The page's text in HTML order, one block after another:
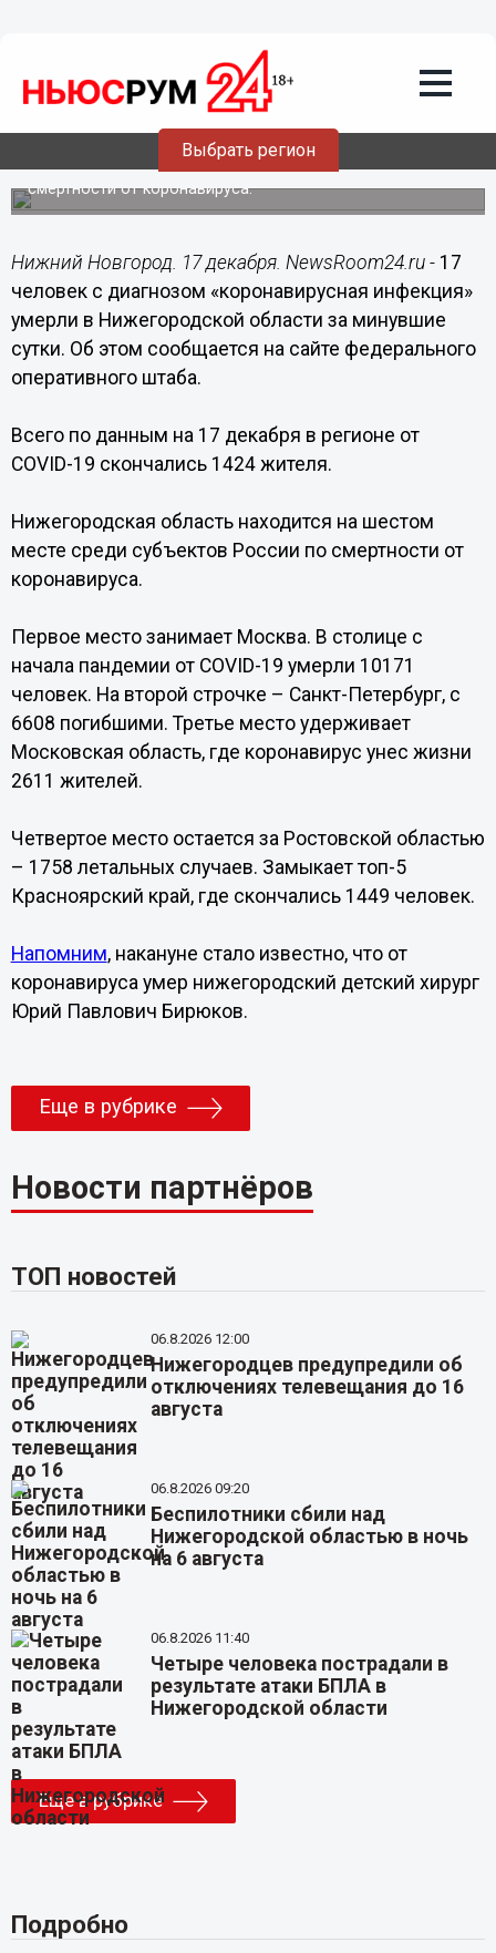
Выбрать регион
Рекордные 17 случаев смерти от
коронавируса зарегистрированы в
Нижегородской области за сутки
Нижегородская область находится в России по
смертности от коронавируса.
Нижний Новгород. 17 декабря. NewsRoom24.ru - 17
человек с диагнозом «коронавирусная инфекция»
умерли в Нижегородской области за минувшие
сутки. Об этом сообщается на сайте федерального
оперативного штаба.
Всего по данным на 17 декабря в регионе от
COVID-19 скончались 1424 жителя.
Нижегородская область находится на шестом
месте среди субъектов России по смертности от
коронавируса.
Первое место занимает Москва. В столице с
начала пандемии от COVID-19 умерли 10171
человек. На второй строчке – Санкт-Петербург, с
6608 погибшими. Третье место удерживает
Московская область, где коронавирус унес жизни
2611 жителей.
Четвертое место остается за Ростовской областью
– 1758 летальных случаев. Замыкает топ-5
Красноярский край, где скончались 1449 человек.
Напомним, накануне стало известно, что от
коронавируса умер нижегородский детский хирург
Юрий Павлович Бирюков.
Еще в рубрике
Новости партнёров
ТОП новостей
06.8.2026 12:00
Нижегородцев предупредили об
отключениях телевещания до 16
августа
06.8.2026 09:20
Беспилотники сбили над
Нижегородской областью в ночь
на 6 августа
06.8.2026 11:40
Четыре человека пострадали в
результате атаки БПЛА в
Нижегородской области
Еще в рубрике
Подробно